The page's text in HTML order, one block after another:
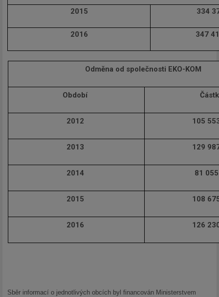
2015 334
2016 347
Odměna od společnosti EKO-KOM
Období
2012 105
2013 129
2014 81
2015 108
2016 126
Sběr informací o jednotlivých obcích byl financován Ministerstvem